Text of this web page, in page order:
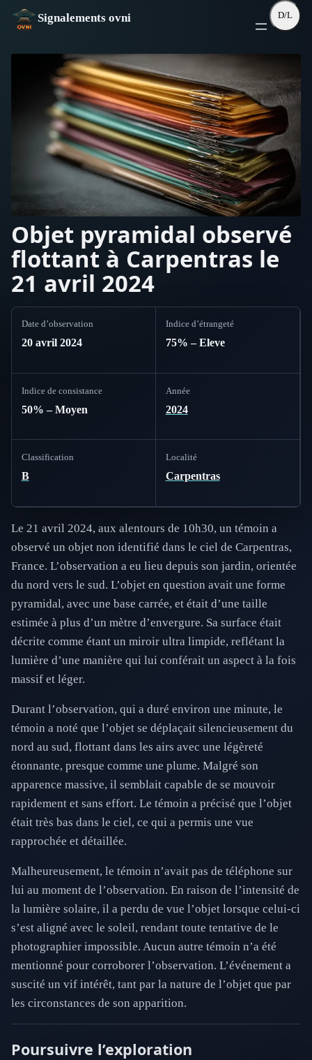
Aller
Signalements ovni D/L
Objet pyramidal observé
flottant à Carpentras le
21 avril 2024
Date d’observation
20 avril 2024
Indice d’étrangeté
75% – Eleve
Indice de consistance
50% – Moyen
Année
2024
Classification
B
Localité
Carpentras
Le 21 avril 2024, aux alentours de 10h30, un témoin a
observé un objet non identifié dans le ciel de Carpentras,
France. L’observation a eu lieu depuis son jardin, orientée
du nord vers le sud. L’objet en question avait une forme
pyramidal, avec une base carrée, et était d’une taille
estimée à plus d’un mètre d’envergure. Sa surface était
décrite comme étant un miroir ultra limpide, reflétant la
lumière d’une manière qui lui conférait un aspect à la fois
massif et léger.
Durant l’observation, qui a duré environ une minute, le
témoin a noté que l’objet se déplaçait silencieusement du
nord au sud, flottant dans les airs avec une légèreté
étonnante, presque comme une plume. Malgré son
apparence massive, il semblait capable de se mouvoir
rapidement et sans effort. Le témoin a précisé que l’objet
était très bas dans le ciel, ce qui a permis une vue
rapprochée et détaillée.
Malheureusement, le témoin n’avait pas de téléphone sur
lui au moment de l’observation. En raison de l’intensité de
la lumière solaire, il a perdu de vue l’objet lorsque celui-ci
s’est aligné avec le soleil, rendant toute tentative de le
photographier impossible. Aucun autre témoin n’a été
mentionné pour corroborer l’observation. L’événement a
suscité un vif intérêt, tant par la nature de l’objet que par
les circonstances de son apparition.
Poursuivre l’exploration